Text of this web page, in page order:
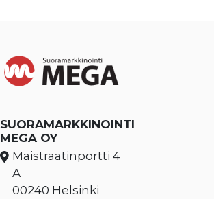
SUORAMARKKINOINTI
MEGA OY
Maistraatinportti 4
A
00240 Helsinki